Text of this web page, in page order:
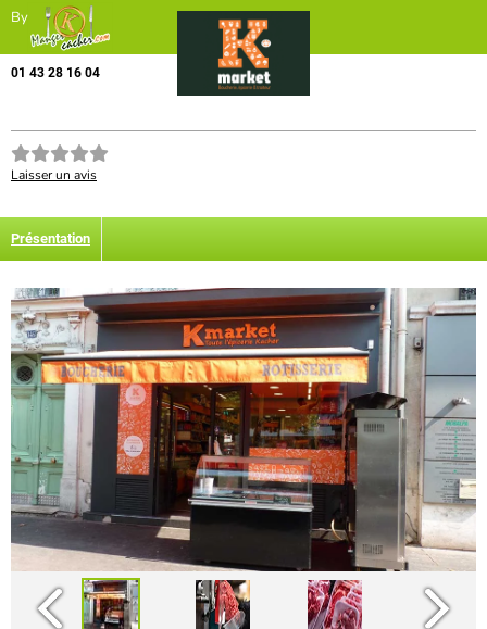
By
01 43 28 16 04
Laisser un avis
Présentation